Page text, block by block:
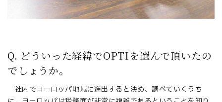
Q. どういった経緯でOPTIを選んで頂いたの
でしょうか。
社内でヨーロッパ地域に進出すると決め、調べていくうち